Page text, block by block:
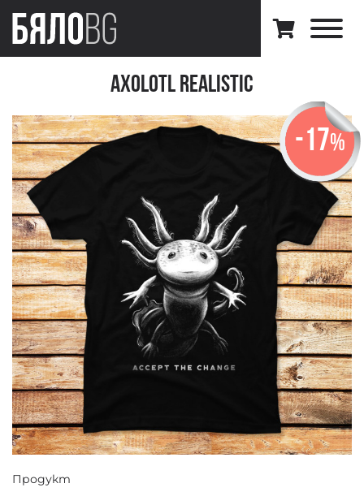
Axolotl Realistic
-17%
Продукт